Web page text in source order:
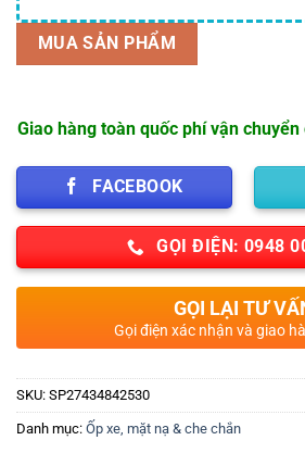
MUA SẢN PHẨM
Giao hàng toàn quốc phí vận
FACEBOOK
GỌI ĐIỆN: 0948
GỌI LẠI TƯ
Gọi điện xác nhận và giao
SKU: SP27434842530
Danh mục: Ốp xe, mặt nạ & che chắn